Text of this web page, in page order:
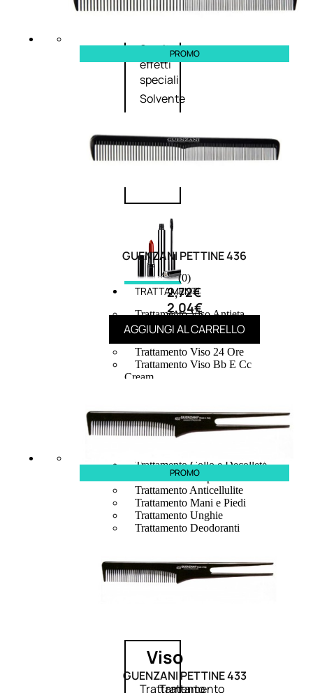
Smalto
effetti
speciali
Solvente
Trattamenti
unghie
Cofanetti
TRATTAMENTI
Trattamento Viso Antieta
Trattamento Viso Giorno
Trattamento Viso 24 Ore
Trattamento Viso Bb E Cc
Cream
Trattamento Viso Maschere
Trattamento Viso Idratante
Trattamento Viso Labbra
Trattamento Collo e Decolleté
Trattamento Corpo
Trattamento Anticellulite
Trattamento Mani e Piedi
Trattamento Unghie
Trattamento Deodoranti
Viso
Trattamento
Trattamento
PROMO
GUENZANI PETTINE 436
(0)
2,72€
2,04€
AGGIUNGI AL CARRELLO
PROMO
GUENZANI PETTINE 433